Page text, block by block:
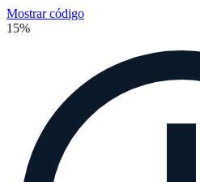
Mostrar código
15%